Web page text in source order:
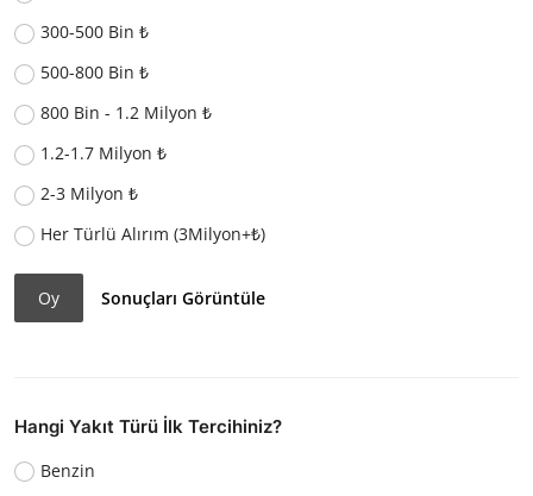
300-500 Bin ₺
500-800 Bin ₺
800 Bin - 1.2 Milyon ₺
1.2-1.7 Milyon ₺
2-3 Milyon ₺
Her Türlü Alırım (3Milyon+₺)
Oy Sonuçları Görüntüle
Hangi Yakıt Türü İlk Tercihiniz?
Benzin